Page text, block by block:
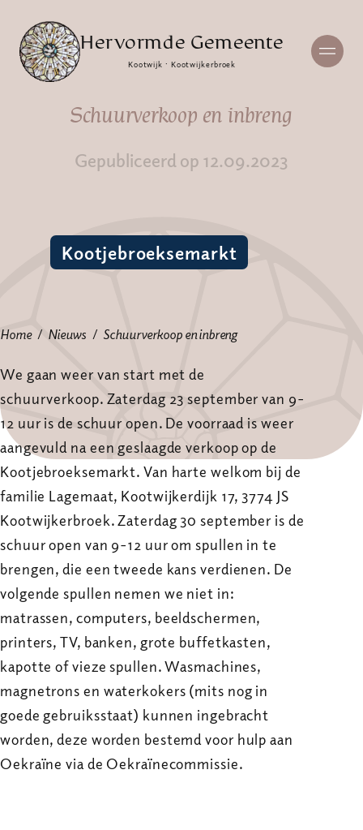
Hervormde Gemeente
Kootwijk · Kootwijkerbroek
Schuurverkoop en inbreng
Gepubliceerd op 12.09.2023
Kootjebroeksemarkt
Home Nieuws Schuurverkoop en inbreng
We gaan weer van start met de
schuurverkoop. Zaterdag 23 september van 9-
12 uur is de schuur open. De voorraad is weer
aangevuld na een geslaagde verkoop op de
Kootjebroeksemarkt. Van harte welkom bij de
familie Lagemaat, Kootwijkerdijk 17, 3774 JS
Kootwijkerbroek. Zaterdag 30 september is de
schuur open van 9-12 uur om spullen in te
brengen, die een tweede kans verdienen. De
volgende spullen nemen we niet in:
matrassen, computers, beeldschermen,
printers, TV, banken, grote buffetkasten,
kapotte of vieze spullen. Wasmachines,
magnetrons en waterkokers (mits nog in
goede gebruiksstaat) kunnen ingebracht
worden, deze worden bestemd voor hulp aan
Oekraïne via de Oekraïnecommissie.